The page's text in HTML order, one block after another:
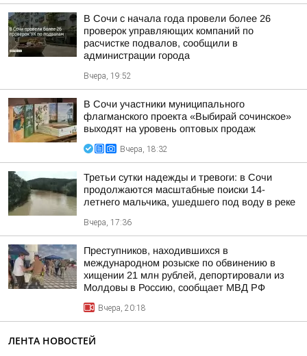
В Сочи с начала года провели более 26
проверок управляющих компаний по
расчистке подвалов, сообщили в
администрации города
Вчера, 19:52
В Сочи участники муниципального
флагманского проекта «Выбирай сочинское»
выходят на уровень оптовых продаж
Вчера, 18:32
Третьи сутки надежды и тревоги: в Сочи
продолжаются масштабные поиски 14-
летнего мальчика, ушедшего под воду в реке
Вчера, 17:36
Преступников, находившихся в
международном розыске по обвинению в
хищении 21 млн рублей, депортировали из
Молдовы в Россию, сообщает МВД РФ
Вчера, 20:18
ЛЕНТА НОВОСТЕЙ